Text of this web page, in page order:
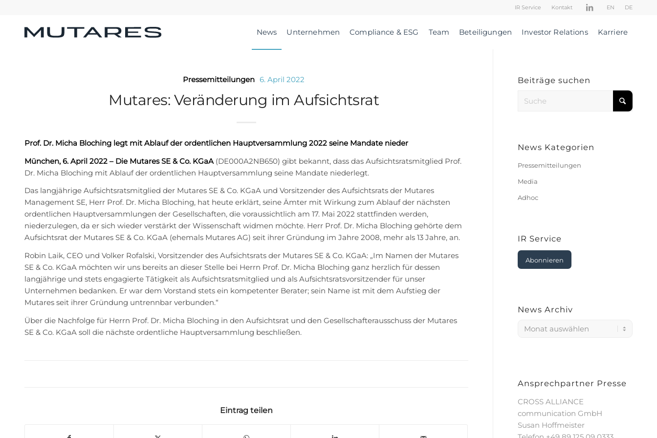
IR Service Kontakt EN DE
News Unternehmen Compliance & ESG Team Beteiligungen Investor Relations Karriere
Pressemitteilungen 6. April 2022
Mutares: Veränderung im Aufsichtsrat
Prof. Dr. Micha Bloching legt mit Ablauf der ordentlichen Hauptversammlung 2022 seine Mandate nieder
München, 6. April 2022 – Die Mutares SE & Co. KGaA (DE000A2NB650) gibt bekannt, dass das Aufsichtsratsmitglied Prof.
Dr. Micha Bloching mit Ablauf der ordentlichen Hauptversammlung seine Mandate niederlegt.
Das langjährige Aufsichtsratsmitglied der Mutares SE & Co. KGaA und Vorsitzender des Aufsichtsrats der Mutares
Management SE, Herr Prof. Dr. Micha Bloching, hat heute erklärt, seine Ämter mit Wirkung zum Ablauf der nächsten
ordentlichen Hauptversammlungen der Gesellschaften, die voraussichtlich am 17. Mai 2022 stattfinden werden,
niederzulegen, da er sich wieder verstärkt der Wissenschaft widmen möchte. Herr Prof. Dr. Micha Bloching gehörte dem
Aufsichtsrat der Mutares SE & Co. KGaA (ehemals Mutares AG) seit ihrer Gründung im Jahre 2008, mehr als 13 Jahre, an.
Robin Laik, CEO und Volker Rofalski, Vorsitzender des Aufsichtsrats der Mutares SE & Co. KGaA: „Im Namen der Mutares
SE & Co. KGaA möchten wir uns bereits an dieser Stelle bei Herrn Prof. Dr. Micha Bloching ganz herzlich für dessen
langjährige und stets engagierte Tätigkeit als Aufsichtsratsmitglied und als Aufsichtsratsvorsitzender für unser
Unternehmen bedanken. Er war dem Vorstand stets ein kompetenter Berater; sein Name ist mit dem Aufstieg der
Mutares seit ihrer Gründung untrennbar verbunden.“
Über die Nachfolge für Herrn Prof. Dr. Micha Bloching in den Aufsichtsrat und den Gesellschafterausschuss der Mutares
SE & Co. KGaA soll die nächste ordentliche Hauptversammlung beschließen.
Eintrag teilen
Beiträge suchen
News Kategorien
Pressemitteilungen
Media
Adhoc
IR Service
Abonnieren
News Archiv
Ansprechpartner Presse
CROSS ALLIANCE
communication GmbH
Susan Hoffmeister